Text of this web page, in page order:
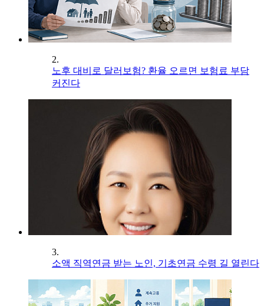
2.
노후 대비로 달러보험? 환율 오르면 보험료 부담
커진다
3.
소액 직역연금 받는 노인, 기초연금 수령 길 열린다